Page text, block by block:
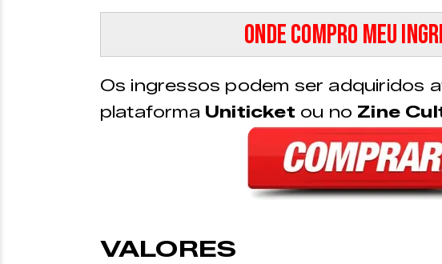
Onde compro meu
Os ingressos podem ser adquiridos
plataforma Uniticket ou no Zine
VALORES